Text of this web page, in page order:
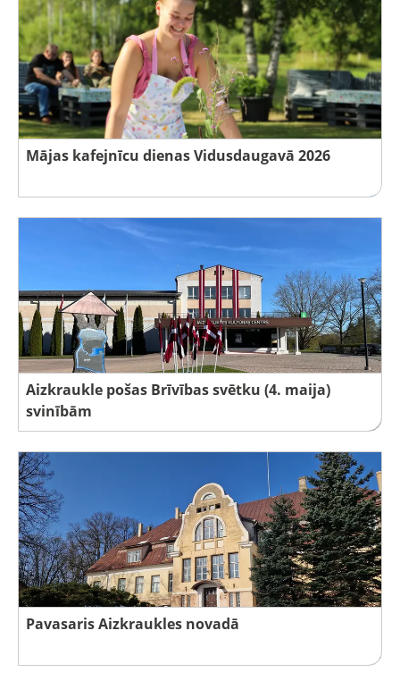
Mājas kafejnīcu dienas Vidusdaugavā 2026
Aizkraukle pošas Brīvības svētku (4. maija)
svinībām
Pavasaris Aizkraukles novadā